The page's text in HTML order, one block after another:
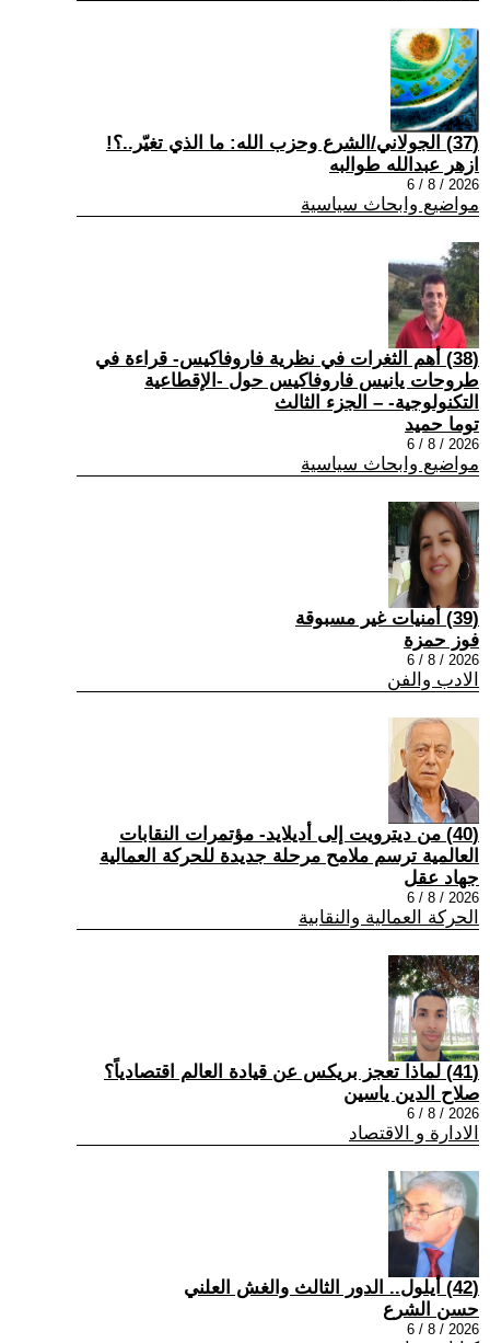
(37) الجولاني/الشرع وحزب الله: ما الذي تغيّر..؟!
ازهر عبدالله طوالبه
2026 / 8 / 6
مواضيع وابحاث سياسية
(38) أهم الثغرات في نظرية فاروفاكيس- قراءة في
طروحات يانيس فاروفاكيس حول -الإقطاعية
التكنولوجية- – الجزء الثالث
توما حميد
2026 / 8 / 6
مواضيع وابحاث سياسية
(39) أمنيات غير مسبوقة
فوز حمزة
2026 / 8 / 6
الادب والفن
(40) من ديترويت إلى أديلايد- مؤتمرات النقابات
العالمية ترسم ملامح مرحلة جديدة للحركة العمالية
جهاد عقل
2026 / 8 / 6
الحركة العمالية والنقابية
(41) لماذا تعجز بريكس عن قيادة العالم اقتصادياً؟
صلاح الدين ياسين
2026 / 8 / 6
الادارة و الاقتصاد
(42) أيلول.. الدور الثالث والغش العلني
حسن الشرع
2026 / 8 / 6